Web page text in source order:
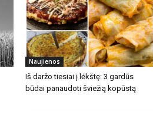
Naujienos
Iš daržo tiesiai į lėkštę: 3 gardūs
būdai panaudoti šviežią kopūstą